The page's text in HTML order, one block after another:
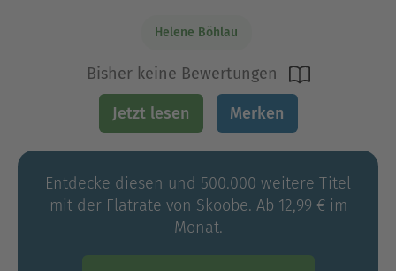
Helene Böhlau
Bisher keine Bewertungen
Jetzt lesen Merken
Entdecke diesen und 500.000 weitere Titel
mit der Flatrate von Skoobe. Ab 12,99 € im
Monat.